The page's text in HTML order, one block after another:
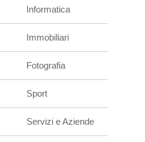
Informatica
Immobiliari
Fotografia
Sport
Servizi e Aziende